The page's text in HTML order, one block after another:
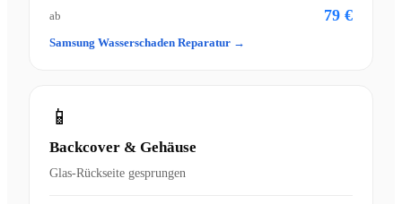
ab 79 €
Samsung Wasserschaden Reparatur →
📱
Backcover & Gehäuse
Glas-Rückseite gesprungen